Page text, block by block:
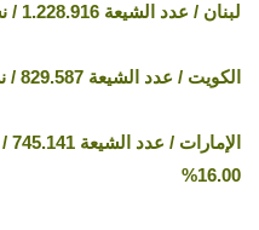
لبنان / عدد الشيعة 1.228.916 / نسبتهم إلى مجموع السكان 34.00%
الكويت / عدد الشيعة 829.587 / نسبتهم إلى مجموع السكان 30.00%
16.00%